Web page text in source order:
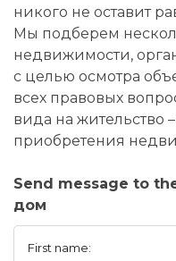
никого не оставит
Мы подберем
недвижимости,
с целью осмотра
всех правовых
вида на жительство
приобретения
Send message to
дом
First name: